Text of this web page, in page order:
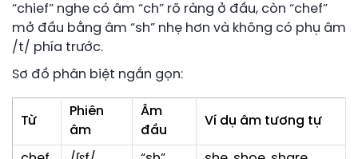
“chief” nghe có âm “ch” rõ ràng ở đầu, còn “chef”
mở đầu bằng âm “sh” nhẹ hơn và không có phụ âm
/t/ phía trước.
Sơ đồ phân biệt ngắn gọn:
Từ
Phiên
âm
Âm
đầu
Ví dụ âm tương tự